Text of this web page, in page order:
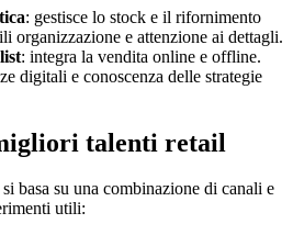
: gestisce lo stock e il rifornimento
organizzazione e attenzione ai dettagli.
: integra la vendita online e offline.
digitali e conoscenza delle strategie
talenti retail
basa su una combinazione di canali e
utili: